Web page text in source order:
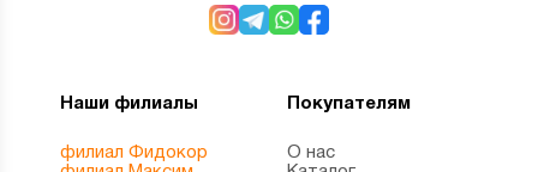
Наши филиалы
филиал Фидокор
Покупателям
О нас